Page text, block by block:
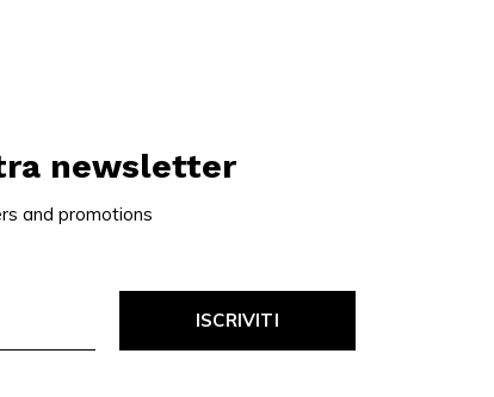
newsletter
and promotions
ISCRIVITI